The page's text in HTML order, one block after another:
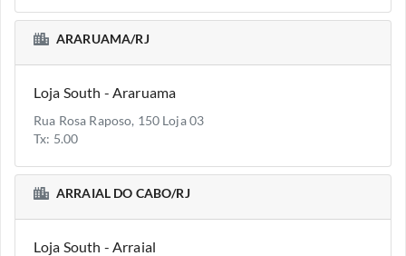
ARARUAMA/RJ
Loja South - Araruama
Rua Rosa Raposo, 150 Loja 03
Tx: 5.00
ARRAIAL DO CABO/RJ
Loja South - Arraial